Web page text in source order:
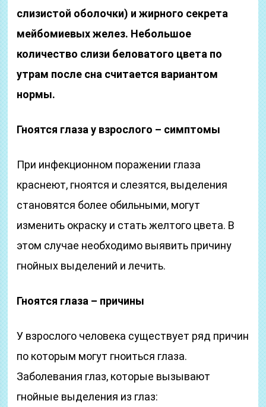
слизистой оболочки) и жирного секрета
мейбомиевых желез. Небольшое
количество слизи беловатого цвета по
утрам после сна считается вариантом
нормы.
Гноятся глаза у взрослого – симптомы
При инфекционном поражении глаза
краснеют, гноятся и слезятся, выделения
становятся более обильными, могут
изменить окраску и стать желтого цвета. В
этом случае необходимо выявить причину
гнойных выделений и лечить.
Гноятся глаза – причины
У взрослого человека существует ряд причин
по которым могут гноиться глаза.
Заболевания глаз, которые вызывают
гнойные выделения из глаз: